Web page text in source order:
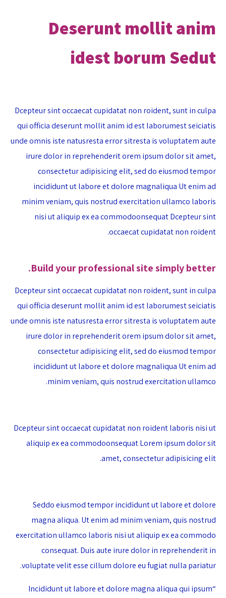
Deserunt mollit anim
idest borum Sedut
Dcepteur sint occaecat cupidatat non roident, sunt in culpa
qui officia deserunt mollit anim id est laborumest seiciatis
unde omnis iste natusresta error sitresta is voluptatem aute
irure dolor in reprehenderit orem ipsum dolor sit amet,
consectetur adipisicing elit, sed do eiusmod tempor
incididunt ut labore et dolore magnaliqua Ut enim ad
minim veniam, quis nostrud exercitation ullamco laboris
nisi ut aliquip ex ea commodoonsequat Dcepteur sint
occaecat cupidatat non roident.
Build your professional site simply better.
Dcepteur sint occaecat cupidatat non roident, sunt in culpa
qui officia deserunt mollit anim id est laborumest seiciatis
unde omnis iste natusresta error sitresta is voluptatem aute
irure dolor in reprehenderit orem ipsum dolor sit amet,
consectetur adipisicing elit, sed do eiusmod tempor
incididunt ut labore et dolore magnaliqua Ut enim ad
minim veniam, quis nostrud exercitation ullamco.
Dcepteur sint occaecat cupidatat non roident laboris nisi ut
aliquip ex ea commodoonsequat Lorem ipsum dolor sit
amet, consectetur adipisicing elit.
Seddo eiusmod tempor incididunt ut labore et dolore
magna aliqua. Ut enim ad minim veniam, quis nostrud
exercitation ullamco laboris nisi ut aliquip ex ea commodo
consequat. Duis aute irure dolor in reprehenderit in
voluptate velit esse cillum dolore eu fugiat nulla pariatur.
“Incididunt ut labore et dolore magna aliqua qui ipsum